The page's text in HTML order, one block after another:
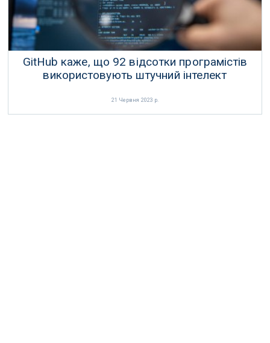
GitHub каже, що 92 відсотки програмістів
використовують штучний інтелект
21 Червня 2023 р.